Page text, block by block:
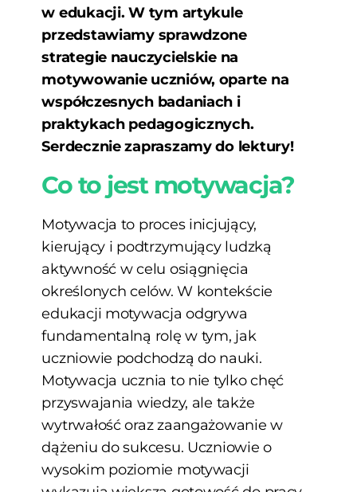
w edukacji. W tym artykule
przedstawiamy sprawdzone
strategie nauczycielskie na
motywowanie uczniów, oparte na
współczesnych badaniach i
praktykach pedagogicznych.
Serdecznie zapraszamy do lektury!
Co to jest motywacja?
Motywacja to proces inicjujący,
kierujący i podtrzymujący ludzką
aktywność w celu osiągnięcia
określonych celów. W kontekście
edukacji motywacja odgrywa
fundamentalną rolę w tym, jak
uczniowie podchodzą do nauki.
Motywacja ucznia to nie tylko chęć
przyswajania wiedzy, ale także
wytrwałość oraz zaangażowanie w
dążeniu do sukcesu. Uczniowie o
wysokim poziomie motywacji